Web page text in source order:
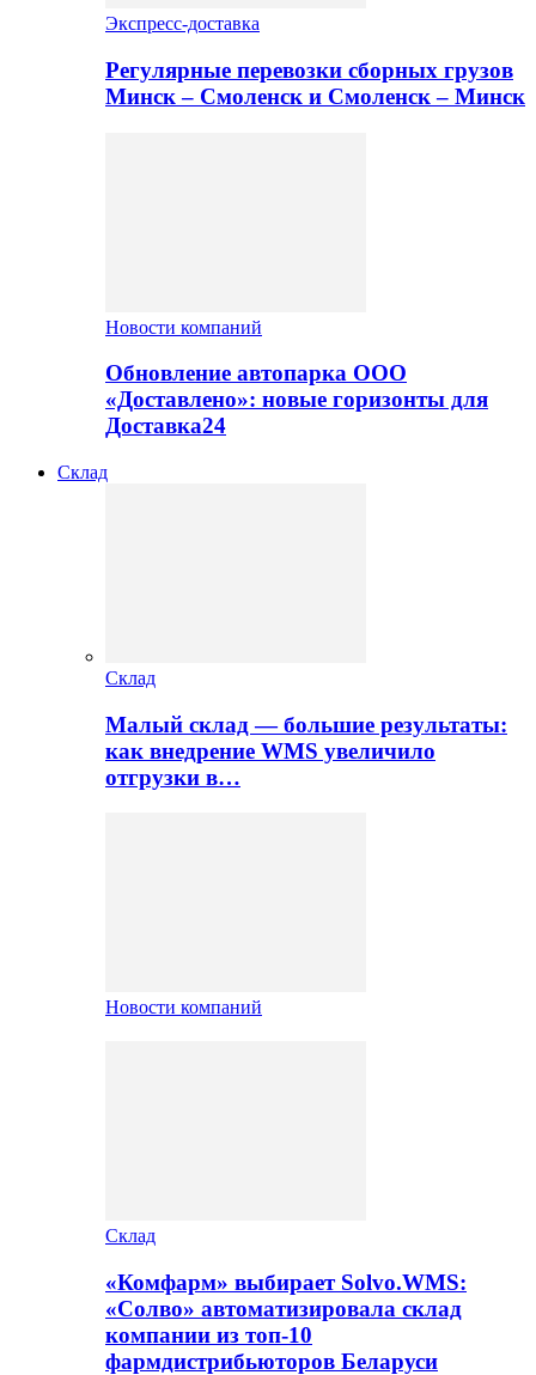
Экспресс-доставка
Регулярные перевозки сборных грузов
Минск – Смоленск и Смоленск – Минск
Новости компаний
Обновление автопарка ООО
«Доставлено»: новые горизонты для
Доставка24
Склад
Склад
Малый склад — большие результаты:
как внедрение WMS увеличило
отгрузки в…
Новости компаний
Склад
«Комфарм» выбирает Solvo.WMS:
«Солво» автоматизировала склад
компании из топ-10
фармдистрибьюторов Беларуси